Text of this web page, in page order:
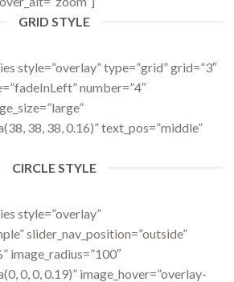
GRID STYLE
style=”overlay” type=”grid” grid=”3″
number=”4″
38, 38, 0.16)” text_pos=”middle”
CIRCLE STYLE
style=”overlay”
slider_nav_position=”outside”
image_radius=”100″
0, 0, 0.19)” image_hover=”overlay-